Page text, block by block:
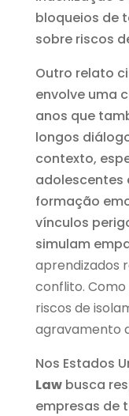
bloqueios de
sobre riscos
Outro relato
envolve uma
anos que
longos
contexto,
adolescentes
formação
vínculos
simulam
aprendizados
conflito.
riscos de
agravamento
Nos Estados
Lawbusca
empresas de